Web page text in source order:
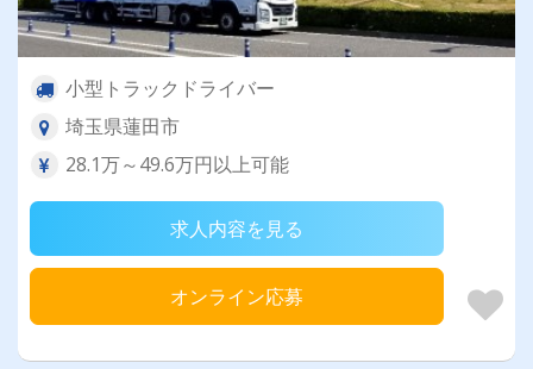
小型トラックドライバー
埼玉県蓮田市
28.1万～49.6万円以上可能
求人内容を見る
オンライン応募